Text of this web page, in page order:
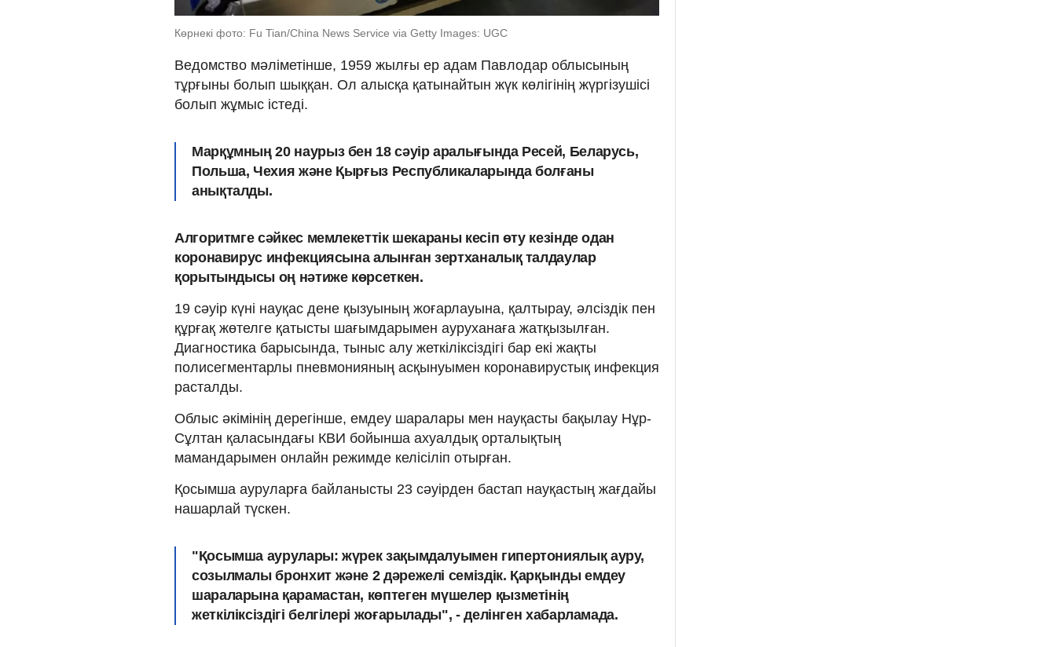
Көрнекі фото: Fu Tian/China News Service via Getty Images: UGC
Ведомство мәліметінше, 1959 жылғы ер адам Павлодар облысының
тұрғыны болып шыққан. Ол алысқа қатынайтын жүк көлігінің жүргізушісі
болып жұмыс істеді.
Марқұмның 20 наурыз бен 18 сәуір аралығында Ресей, Беларусь,
Польша, Чехия және Қырғыз Республикаларында болғаны
анықталды.
Алгоритмге сәйкес мемлекеттік шекараны кесіп өту кезінде одан
коронавирус инфекциясына алынған зертханалық талдаулар
қорытындысы оң нәтиже көрсеткен.
19 сәуір күні науқас дене қызуының жоғарлауына, қалтырау, әлсіздік пен
құрғақ жөтелге қатысты шағымдарымен ауруханаға жатқызылған.
Диагностика барысында, тыныс алу жеткіліксіздігі бар екі жақты
полисегментарлы пневмонияның асқынуымен коронавирустық инфекция
расталды.
Облыс әкімінің дерегінше, емдеу шаралары мен науқасты бақылау Нұр-
Сұлтан қаласындағы КВИ бойынша ахуалдық орталықтың
мамандарымен онлайн режимде келісіліп отырған.
Қосымша ауруларға байланысты 23 сәуірден бастап науқастың жағдайы
нашарлай түскен.
"Қосымша аурулары: жүрек зақымдалуымен гипертониялық ауру,
созылмалы бронхит және 2 дәрежелі семіздік. Қарқынды емдеу
шараларына қарамастан, көптеген мүшелер қызметінің
жеткіліксіздігі белгілері жоғарылады", - делінген хабарламада.